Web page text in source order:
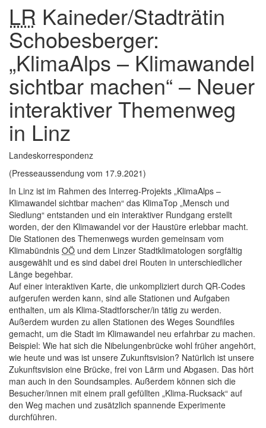
schließen
LR Kaineder/Stadträtin
Schobesberger:
„KlimaAlps – Klimawandel
sichtbar machen“ – Neuer
interaktiver Themenweg
in Linz
Landeskorrespondenz
(Presseaussendung vom 17.9.2021)
In Linz ist im Rahmen des Interreg-Projekts „KlimaAlps –
Klimawandel sichtbar machen“ das KlimaTop „Mensch und
Siedlung“ entstanden und ein interaktiver Rundgang erstellt
worden, der den Klimawandel vor der Haustüre erlebbar macht.
Die Stationen des Themenwegs wurden gemeinsam vom
Klimabündnis OÖ und dem Linzer Stadtklimatologen sorgfältig
ausgewählt und es sind dabei drei Routen in unterschiedlicher
Länge begehbar.
Auf einer interaktiven Karte, die unkompliziert durch QR-Codes
aufgerufen werden kann, sind alle Stationen und Aufgaben
enthalten, um als Klima-Stadtforscher/in tätig zu werden.
Außerdem wurden zu allen Stationen des Weges Soundfiles
gemacht, um die Stadt im Klimawandel neu erfahrbar zu machen.
Beispiel: Wie hat sich die Nibelungenbrücke wohl früher angehört,
wie heute und was ist unsere Zukunftsvision? Natürlich ist unsere
Zukunftsvision eine Brücke, frei von Lärm und Abgasen. Das hört
man auch in den Soundsamples. Außerdem können sich die
Besucher/innen mit einem prall gefüllten „Klima-Rucksack“ auf
den Weg machen und zusätzlich spannende Experimente
durchführen.